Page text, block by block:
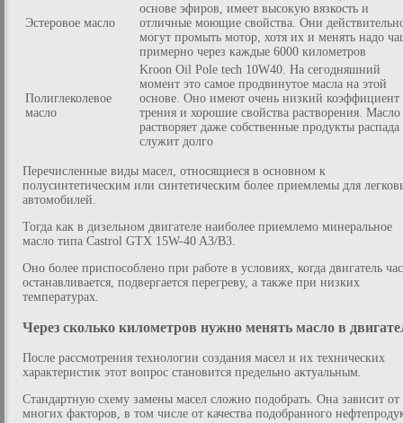
Эстеровое масло
основе эфиров, имеет высокую вязкость и
отличные моющие свойства. Они
могут промыть мотор, хотя их и менять надо
примерно через каждые 6000 километров
Полиглеколевое
масло
Kroon Oil Pole tech 10W40. На сегодняшний
момент это самое продвинутое масла на этой
основе. Оно имеют очень низкий коэффициент
трения и хорошие свойства растворения. Масло
растворяет даже собственные продукты распада
служит долго
Перечисленные виды масел, относящиеся в основном к
полусинтетическим или синтетическим более приемлемы для
автомобилей.
Тогда как в дизельном двигателе наиболее приемлемо минеральное
масло типа Castrol GTX 15W-40 A3/B3.
Оно более приспособлено при работе в условиях, когда двигатель
останавливается, подвергается перегреву, а также при низких
температурах.
Через сколько километров нужно менять масло в
После рассмотрения технологии создания масел и их технических
характеристик этот вопрос становится предельно актуальным.
Стандартную схему замены масел сложно подобрать. Она зависит от
многих факторов, в том числе от качества подобранного